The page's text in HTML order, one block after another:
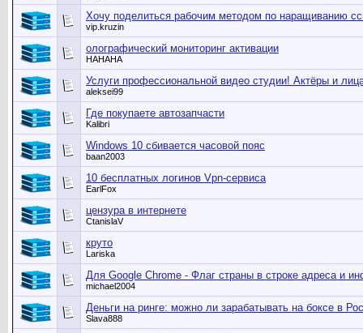
Хочу поделиться рабочим методом по наращиванию
vip.kruzin
олографический мониторинг активации
HAHAHA
Услуги профессиональной видео студии! Актёры и
aleksei99
Где покупаете автозапчасти
Kalibri
Windows 10 сбивается часовой пояс
baan2003
10 бесплатных логинов Vpn-сервиса
EarlFox
цензура в интернете
CtanislaV
круто
Lariska
Для Google Chrome - Флаг страны в строке адреса и
michael2004
Деньги на ринге: можно ли зарабатывать на боксе в
Slava888